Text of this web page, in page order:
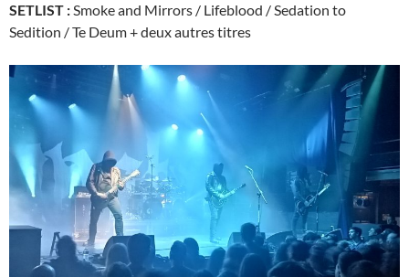
SETLIST :Smoke and Mirrors / Lifeblood / Sedation to
Sedition / Te Deum + deux autres titres